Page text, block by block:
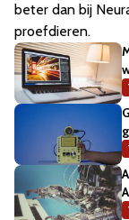
beter dan bij
proefdieren.